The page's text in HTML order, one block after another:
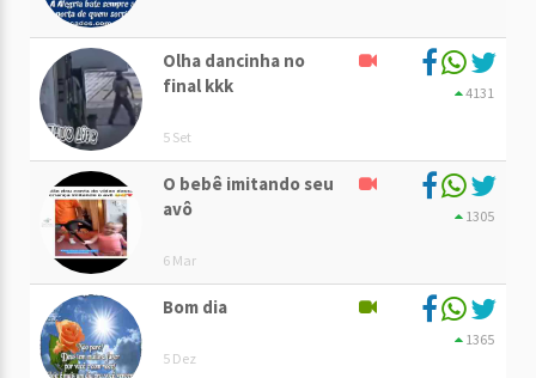
Olha dancinha no
final kkk
5 Set
4131
O bebê imitando seu
avô
6 Mar
1305
Bom dia
5 Dez
1365